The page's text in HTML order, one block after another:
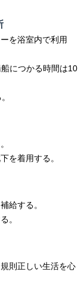
を浴室内で利用
につかる時間は10
を着用する。
給する。
。
則正しい生活を心